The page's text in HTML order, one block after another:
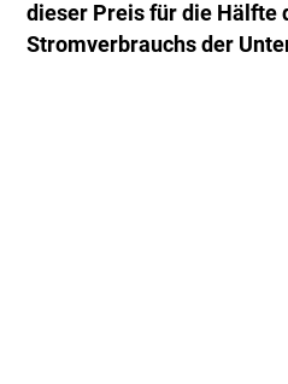
dieser Preis für die Hälfte
Stromverbrauchs der